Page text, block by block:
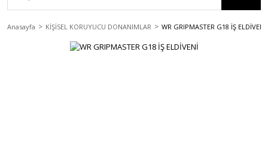
Anasayfa KİŞİSEL KORUYUCU DONANIMLAR WR GRIPMASTER G18 İŞ ELDİVENİ